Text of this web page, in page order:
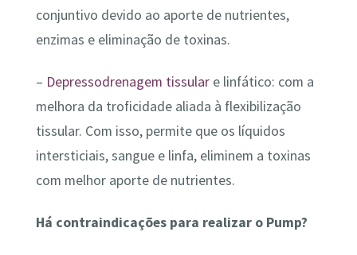
conjuntivo devido ao aporte de nutrientes,
enzimas e eliminação de toxinas.
– Depressodrenagem tissulare linfático: com a
melhora da troficidade aliada à flexibilização
tissular. Com isso, permite que os líquidos
intersticiais, sangue e linfa, eliminem a toxinas
com melhor aporte de nutrientes.
Há contraindicações para realizar o Pump?